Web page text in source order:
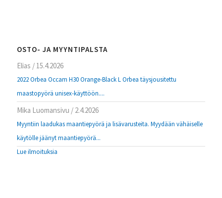
OSTO- JA MYYNTIPALSTA
Elias / 15.4.2026
2022 Orbea Occam H30 Orange-Black L Orbea täysjousitettu
maastopyörä unisex-käyttöön....
Mika Luomansivu / 2.4.2026
Myyntiin laadukas maantiepyörä ja lisävarusteita. Myydään vähäiselle
käytölle jäänyt maantiepyörä...
Lue ilmoituksia